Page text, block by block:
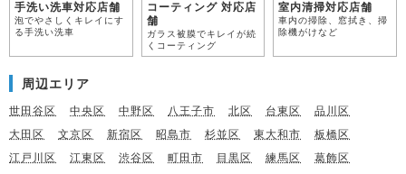
手洗い洗車対応店舗
泡でやさしくキレイにす
る手洗い洗車
コーティング 対応店
舗
ガラス被膜でキレイが続
くコーティング
室内清掃対応店舗
車内の掃除、窓拭き、掃
除機がけなど
周辺エリア
世田谷区 中央区 中野区 八王子市 北区 台東区
品川区
大田区
文京区 新宿区 昭島市 杉並区 東大和市
板橋区
江戸川区
江東区 渋谷区 町田市 目黒区 練馬区
葛飾区